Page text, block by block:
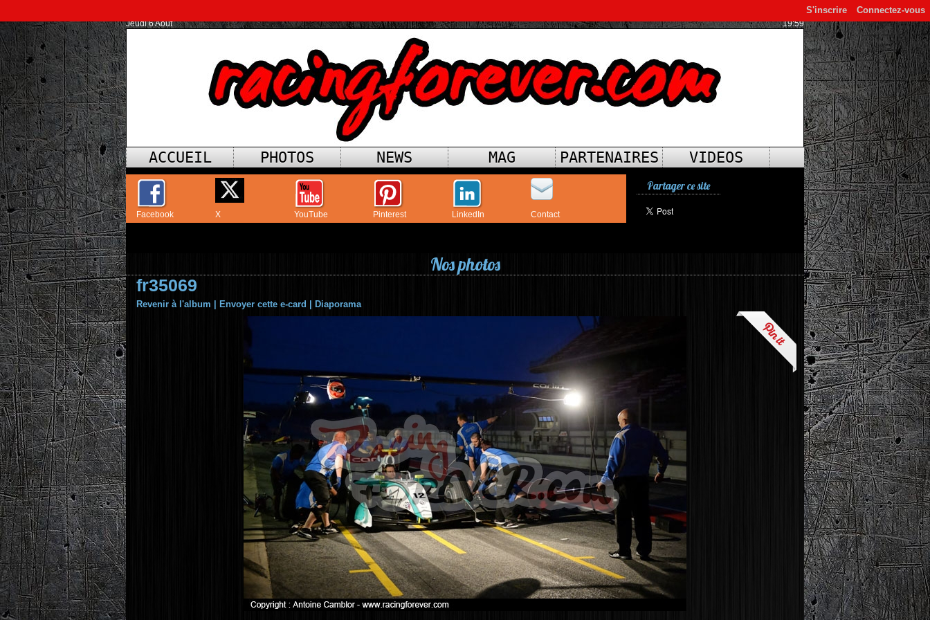
Connectez-vous
S'inscrire
Jeudi 6 Août 19:59
ACCUEIL PHOTOS NEWS MAG PARTENAIRES VIDEOS
Facebook X YouTube Pinterest LinkedIn Contact
Partager ce site
Nos photos
fr35069
Revenir à l'album Envoyer cette e-card Diaporama